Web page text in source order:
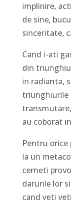
implinire,
de sine,
sinceritate,
Cand i-ati
din
in radianta,
triunghiurile
au coborat
Pentru
la un
cerneti
darurile lor
cand veti